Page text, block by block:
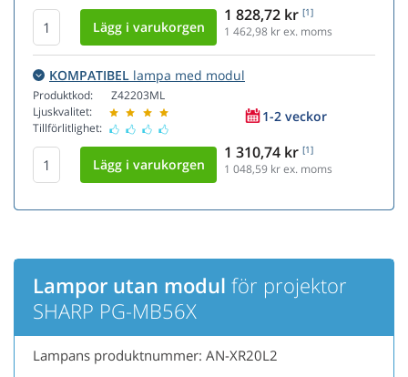
1 828,72 kr [1]
1 462,98 kr ex. moms
KOMPATIBEL lampa med modul
Produktkod:
Ljuskvalitet:
Tillförlitlighet:
Z42203ML
1-2 veckor
1 310,74 kr [1]
1 048,59 kr ex. moms
Lampor utan modul för projektor
SHARP PG-MB56X
Lampans produktnummer: AN-XR20L2